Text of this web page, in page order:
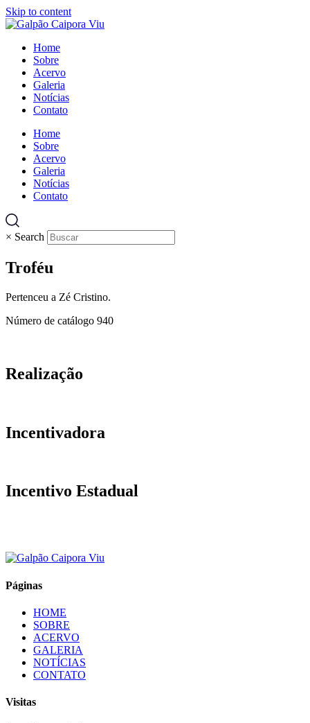
Skip to content
Home
Sobre
Acervo
Galeria
Notícias
Contato
Home
Sobre
Acervo
Galeria
Notícias
Contato
× Search
Troféu
Pertenceu a Zé Cristino.
Número de catálogo 940
Realização
Incentivadora
Incentivo Estadual
Páginas
HOME
SOBRE
ACERVO
GALERIA
NOTÍCIAS
CONTATO
Visitas